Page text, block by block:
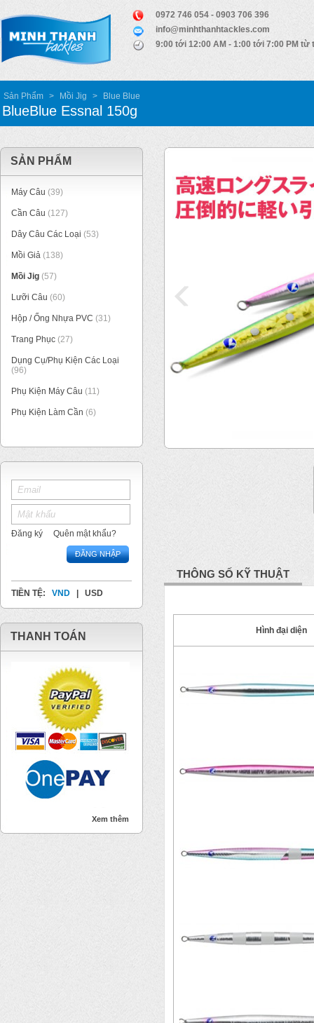
0972 746 054 - 0903 706 396
info@minhthanhtackles.com
9:00 tới 12:00 AM - 1:00 tới 7:00 PM từ
Sản Phẩm > Mồi Jig > Blue Blue
BlueBlue Essnal 150g
SẢN PHẨM
Máy Câu (39)
Cần Câu (127)
Dây Câu Các Loại (53)
Mồi Giả (138)
Mồi Jig (57)
Lưỡi Câu (60)
Hộp / Ống Nhựa PVC (31)
Trang Phục (27)
Dụng Cụ/Phụ Kiện Các Loại
(96)
Phụ Kiện Máy Câu (11)
Phụ Kiện Làm Cần (6)
Đăng ký Quên mật khẩu?
ĐĂNG NHẬP
TIỀN TỆ: VND USD
THANH TOÁN
Xem thêm
THÔNG SỐ KỸ THUẬT
Hình đại diện